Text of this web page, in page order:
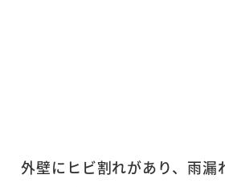
外壁にヒビ割れがあり、雨